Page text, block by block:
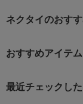
ネクタイのおす
おすすめアイテム
最近チェックし